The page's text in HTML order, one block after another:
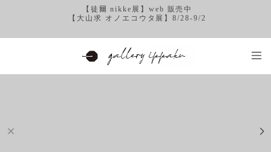
【徒爾 nikke展】web 販売中
【大山求 オノエコウタ展】8/28-9/2